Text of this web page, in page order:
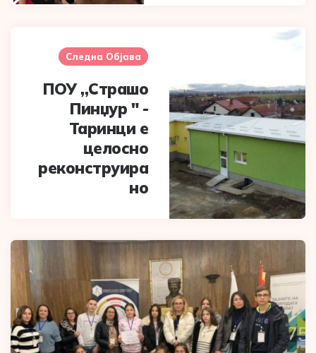
Следна Објава
ПОУ ,,Страшо
Пинџур " -
Таринци е
целосно
реконструира
но